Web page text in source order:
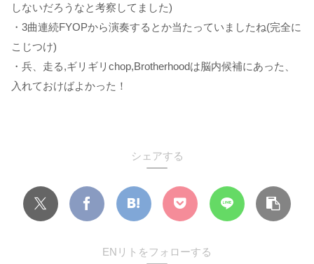
しないだろうなと考察してました)
・3曲連続FYOPから演奏するとか当たっていましたね(完全に
こじつけ)
・兵、走る,ギリギリchop,Brotherhoodは脳内候補にあった、
入れておけばよかった！
シェアする
ENリトをフォローする